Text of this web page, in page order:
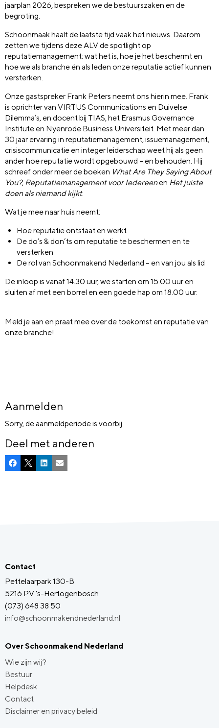
jaarplan 2026, bespreken we de bestuurszaken en de
begroting.
Schoonmaak haalt de laatste tijd vaak het nieuws. Daarom
zetten we tijdens deze ALV de spotlight op
reputatiemanagement: wat het is, hoe je het beschermt en
hoe we als branche én als leden onze reputatie actief kunnen
versterken.
Onze gastspreker Frank Peters neemt ons hierin mee. Frank
is oprichter van VIRTUS Communications en Duivelse
Dilemma’s, en docent bij TIAS, het Erasmus Governance
Institute en Nyenrode Business Universiteit. Met meer dan
30 jaar ervaring in reputatiemanagement, issuemanagement,
crisiscommunicatie en integer leiderschap weet hij als geen
ander hoe reputatie wordt opgebouwd – en behouden. Hij
schreef onder meer de boeken What Are They Saying About
You?, Reputatiemanagement voor Iedereenen Het juiste
doen als niemand kijkt.
Wat je mee naar huis neemt:
Hoe reputatie ontstaat en werkt
De do’s & don’ts om reputatie te beschermen en te
versterken
De rol van Schoonmakend Nederland – en van jou als lid
De inloop is vanaf 14.30 uur, we starten om 15.00 uur en
sluiten af met een borrel en een goede hap om 18.00 uur.
Meld je aan en praat mee over de toekomst en reputatie van
onze branche!
Aanmelden
Sorry, de aanmeldperiode is voorbij.
Deel met anderen
Facebook
X LinkedInE-mail
Contact
Pettelaarpark 130-B
5216 PV 's-Hertogenbosch
(073) 648 38 50
info@schoonmakendnederland.nl
Over Schoonmakend Nederland
Wie zijn wij?
Bestuur
Helpdesk
Contact
Disclaimer en privacy beleid